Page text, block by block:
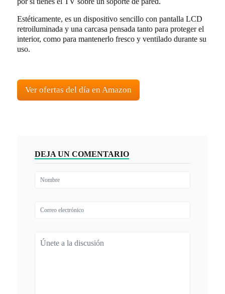
Estéticamente, es un dispositivo sencillo con pantalla LCD
retroiluminada y una carcasa pensada tanto para proteger el
interior, como para mantenerlo fresco y ventilado durante su
uso.
Ver ofertas del día en Amazon
DEJA UN COMENTARIO